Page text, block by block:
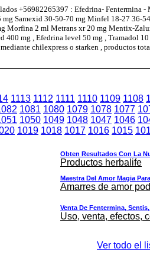
+56982265397 : Efedrina-
Samexid 30-50-70 mg Minfel 18-27 36-
Morfina 2 ml Metrans xr 20 mg Mentix-
400 mg , Efedrina level 50 mg , Tramadol
chilexpress o starken , productos
1113 1112 1111 1110 1109 1108
1081 1080 1079 1078 1077
1050 1049 1048 1047 1046
1019 1018 1017 1016 1015
Obten Resultados Con La
Productos herbalife
Maestra Del Amor Magia
Amarres de amor
Venta De Fentermina,
Uso, venta, efectos,
Ver todo el